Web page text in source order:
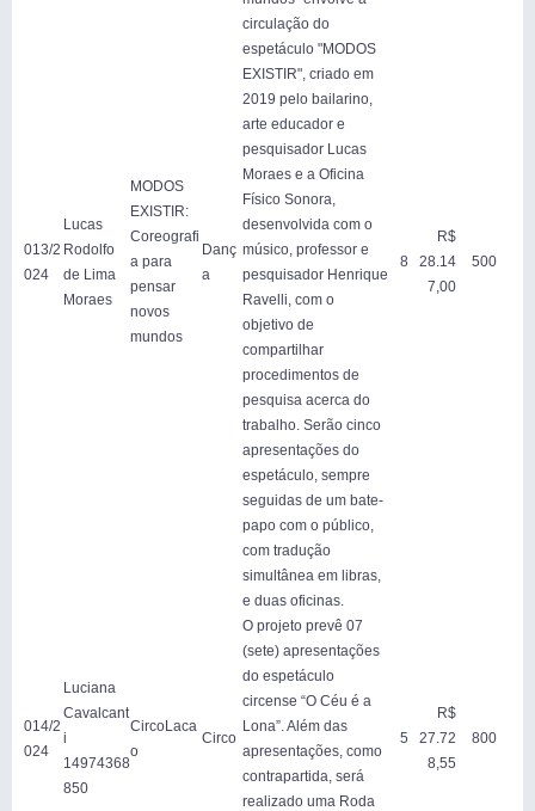
013/2
024
Lucas
Rodolfo
de Lima
Moraes
MODOS
EXISTIR:
Coreografi
a para
pensar
novos
mundos
Danç
a
circulação do
espetáculo "MODOS
EXISTIR", criado em
2019 pelo bailarino,
arte educador e
pesquisador Lucas
Moraes e a Oficina
Físico Sonora,
desenvolvida com o
músico, professor e
pesquisador Henrique
Ravelli, com o
objetivo de
compartilhar
procedimentos de
pesquisa acerca do
trabalho. Serão cinco
apresentações do
espetáculo, sempre
seguidas de um bate-
papo com o público,
com tradução
simultânea em libras,
e duas oficinas.
8
R$
28.14
7,00
500
014/2
024
Luciana
Cavalcant
i
14974368
850
CircoLaca
o
Circo
O projeto prevê 07
(sete) apresentações
do espetáculo
circense “O Céu é a
Lona”. Além das
apresentações, como
contrapartida, será
realizado uma Roda
5
R$
27.72
8,55
800